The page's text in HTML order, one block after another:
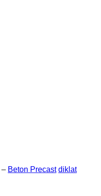
– Beton Precast diklat